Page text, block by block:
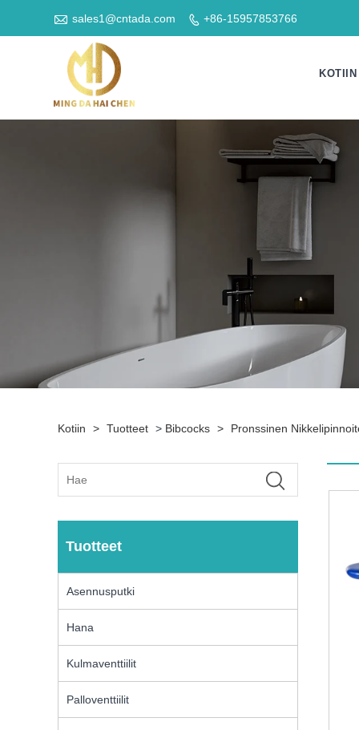
 sales1@cntada.com  +86-15957853766
KOTIIN
Kotiin > Tuotteet > Bibcocks > Pronssinen
Tuotteet
Asennusputki
Hana
Kulmaventtiilit
Palloventtiilit